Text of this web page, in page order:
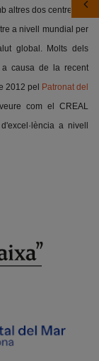
altres dos centres de
a nivell mundial per
global. Molts dels
a causa de la recent
2012 pel
Patronat del
com el CREAL
a nivell